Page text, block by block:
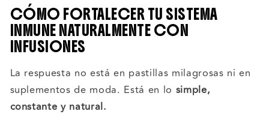
CÓMO FORTALECER TU SISTEMA
INMUNE NATURALMENTE CON
INFUSIONES
La respuesta no está en pastillas milagrosas ni en
suplementos de moda. Está en lo simple,
constante y natural.